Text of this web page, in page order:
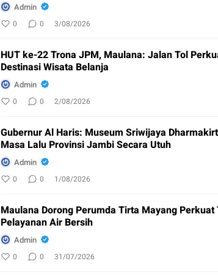
Admin
0 0 3/08/2026
HUT ke-22 Trona JPM, Maulana: Jalan Tol
Destinasi Wisata Belanja
Admin
0 0 2/08/2026
Gubernur Al Haris: Museum Sriwijaya
Masa Lalu Provinsi Jambi Secara Utuh
Admin
0 0 1/08/2026
Maulana Dorong Perumda Tirta Mayang
Pelayanan Air Bersih
Admin
0 0 31/07/2026